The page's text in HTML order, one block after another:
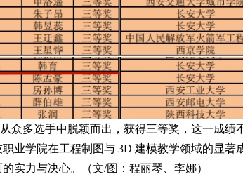
众多选手中脱颖而出，获得三等奖，这一成绩
业学院在工程制图与 3D 建模教学领域的显著
实力与决心。（文/图：程丽琴、李娜）